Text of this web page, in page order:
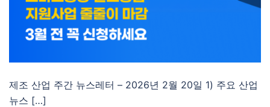
제조 산업 주간 뉴스레터 – 2026년 2월 20일 1) 주요 산업
뉴스 […]